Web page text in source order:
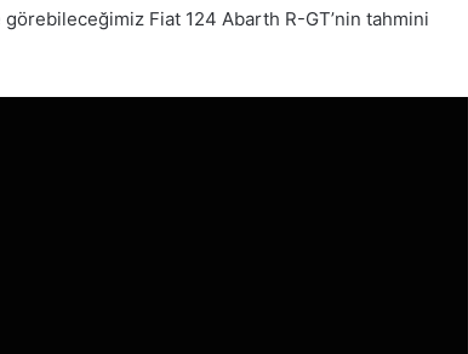
Fiat 124 Abarth R-GT’nin tahmini